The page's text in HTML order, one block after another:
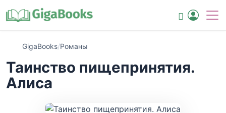
GigaBooks/Романы
Таинство пищепринятия.
Алиса